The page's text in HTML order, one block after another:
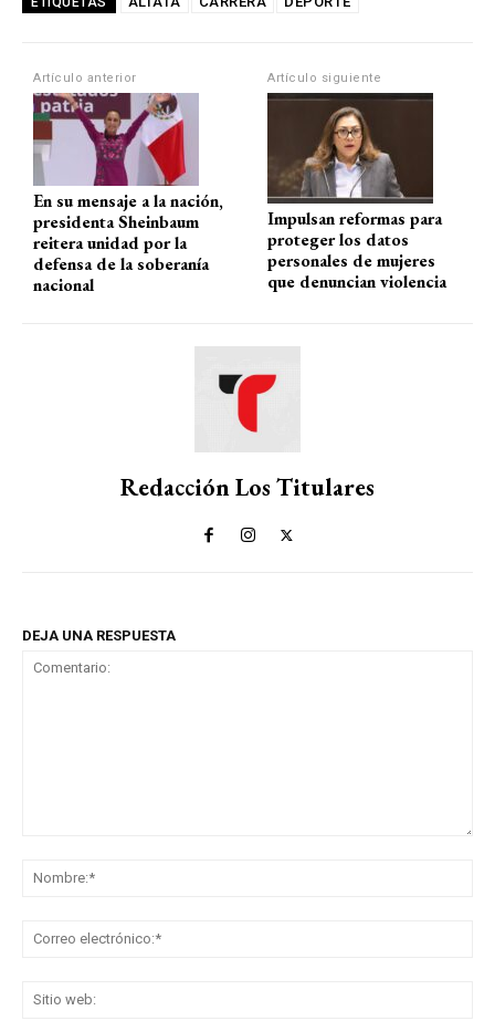
A
p
o
o
k
m
ar
tir
Artículo anterior
En su mensaje a la nación,
presidenta Sheinbaum
reitera unidad por la
defensa de la soberanía
nacional
Artículo siguiente
Impulsan reformas para
proteger los datos
personales de mujeres
que denuncian violencia
Redacción Los Titulares
DEJA UNA RESPUESTA